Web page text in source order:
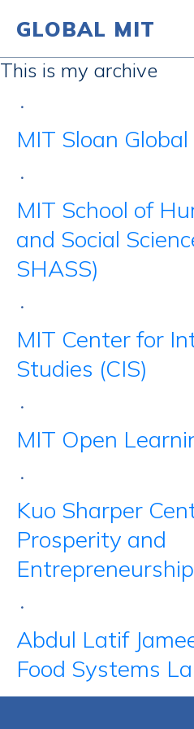
Skip to content
GLOBAL MIT
This is my archive
•
MIT Sloan
•
MIT School of
and Social
SHASS)
•
MIT Center for
Studies (CIS)
•
MIT Open
•
Kuo Sharper
Prosperity and
Entrepreneurship
•
Abdul Latif
Food Systems